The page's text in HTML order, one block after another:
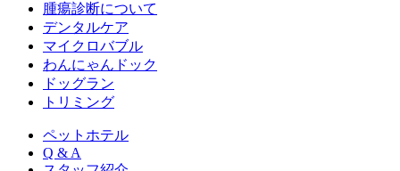
腫瘍診断について
デンタルケア
マイクロバブル
わんにゃんドック
ドッグラン
トリミング
ペットホテル
Q & A